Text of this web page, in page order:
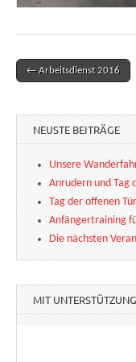
Post navigation
← Arbeitsdienst 2016
NEUSTE BEITRÄGE
Unsere
Anrudern und Tag
Tag der offenen
Anfängertraining
Die nächsten
MIT